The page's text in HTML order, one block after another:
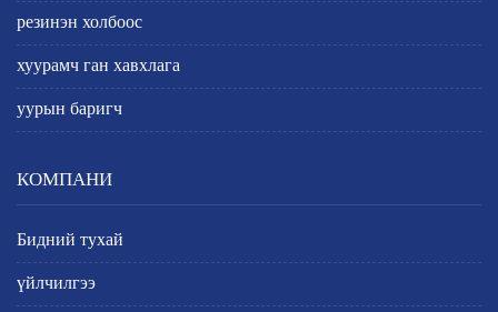
резинэн холбоос
хуурамч ган хавхлага
уурын баригч
КОМПАНИ
Бидний тухай
үйлчилгээ